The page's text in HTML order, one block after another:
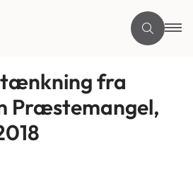
fra
Præstemangel,